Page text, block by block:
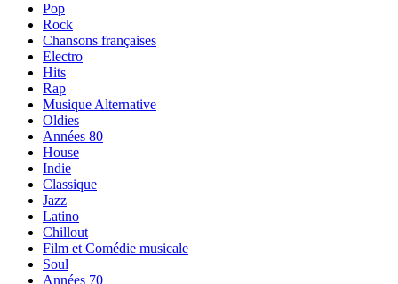
Pop
Rock
Chansons françaises
Electro
Hits
Rap
Musique Alternative
Oldies
Années 80
House
Indie
Classique
Jazz
Latino
Chillout
Film et Comédie musicale
Soul
Années 70